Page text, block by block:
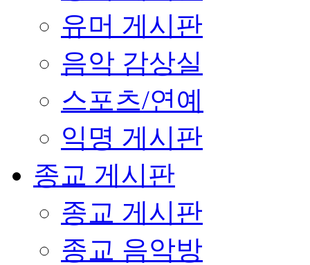
유머 게시판
음악 감상실
스포츠/연예
익명 게시판
종교 게시판
종교 게시판
종교 음악방